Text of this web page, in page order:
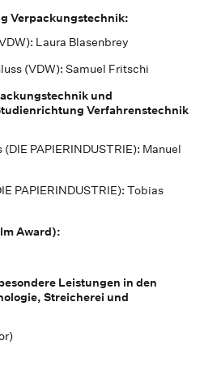
Verpackungstechnik:
Laura Blasenbrey
(VDW): Samuel Fritschi
und
Verfahrenstechnik
PAPIERINDUSTRIE): Manuel
PAPIERINDUSTRIE): Tobias
Award):
Leistungen in den
Streicherei und